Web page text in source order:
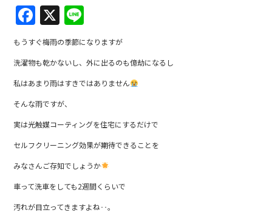
F
a
c
e
b
o
o
k
X
n
e
もうすぐ梅雨の季節になりますが
洗濯物も乾かないし、外に出るのも億劫になるし
私はあまり雨はすきではありません
そんな雨ですが、
実は光触媒コーティングを住宅にするだけで
セルフクリーニング効果が期待できることを
みなさんご存知でしょうか
車って洗車をしても2週間くらいで
汚れが目立ってきますよね‥。